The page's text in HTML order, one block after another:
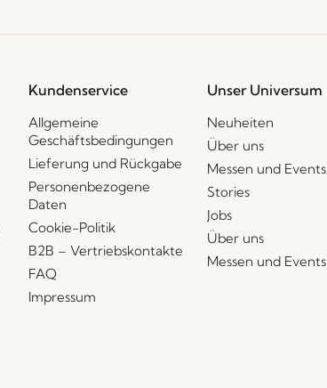
Kundenservice
Allgemeine
Geschäftsbedingungen
Lieferung und Rückgabe
Personenbezogene
Daten
Cookie-Politik
B2B – Vertriebskontakte
FAQ
Impressum
Unser Universum
Neuheiten
Über uns
Messen und Events
Stories
Jobs
Über uns
Messen und Events